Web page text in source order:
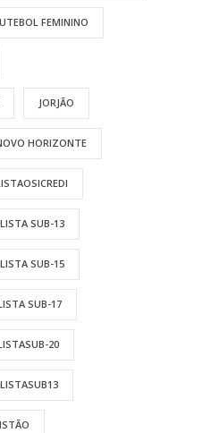
FEMININO
JORJÃO
HORIZONTE
SUB-13
SUB-15
SUB-17
20